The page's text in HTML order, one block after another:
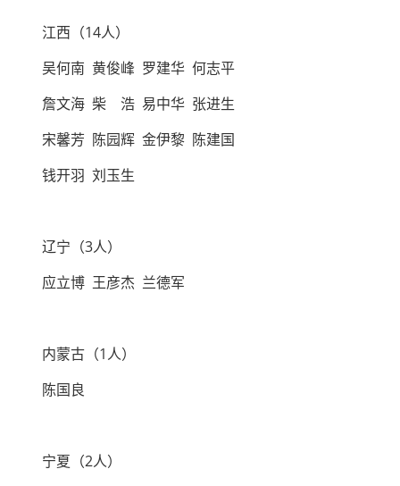
江西（14人）
吴何南 黄俊峰 罗建华 何志平
詹文海 柴 浩 易中华 张进生
宋馨芳 陈园辉 金伊黎 陈建国
钱开羽 刘玉生
辽宁（3人）
应立博 王彦杰 兰德军
内蒙古（1人）
陈国良
宁夏（2人）